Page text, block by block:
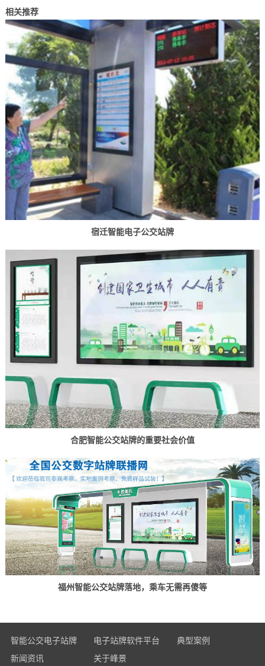
相关推荐
宿迁智能电子公交站牌
合肥智能公交站牌的重要社会价值
福州智能公交站牌落地，乘车无需再傻等
智能公交电子站牌
全面玻璃款电子站牌
电子站牌软件平台
运维管理子平台
典型案例
新闻资讯 关于峰景